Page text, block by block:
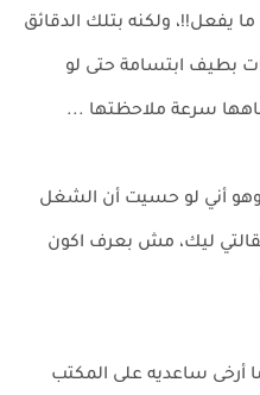
ما يفعل!!، ولكنه بتلك الدقائق
بطيف ابتسامة حتى لو
سرعة ملاحظتها ...
وهو أني لو حسيت أن الشغل
ليك، مش بعرف اكون
ساعديه على المكتب